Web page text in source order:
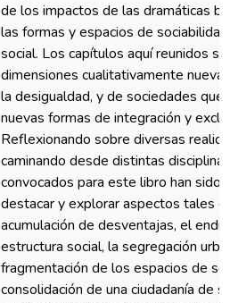
de los impactos de las dramáticas
las formas y espacios de
social. Los capítulos aquí reunidos
dimensiones cualitativamente
la desigualdad, y de sociedades que
nuevas formas de integración y
Reflexionando sobre diversas
caminando desde distintas
convocados para este libro han sido
destacar y explorar aspectos tales
acumulación de desventajas, el
estructura social, la segregación
fragmentación de los espacios de
consolidación de una ciudadanía de